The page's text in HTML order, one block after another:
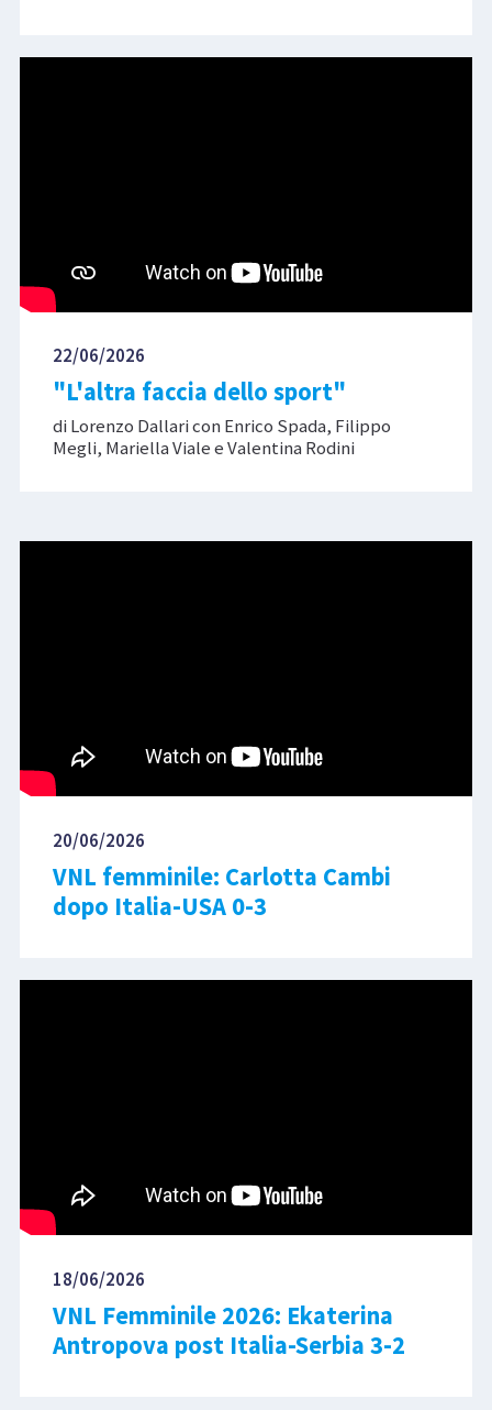
22/06/2026
"L'altra faccia dello sport"
di Lorenzo Dallari con Enrico Spada, Filippo
Megli, Mariella Viale e Valentina Rodini
20/06/2026
VNL femminile: Carlotta Cambi
dopo Italia-USA 0-3
18/06/2026
VNL Femminile 2026: Ekaterina
Antropova post Italia-Serbia 3-2